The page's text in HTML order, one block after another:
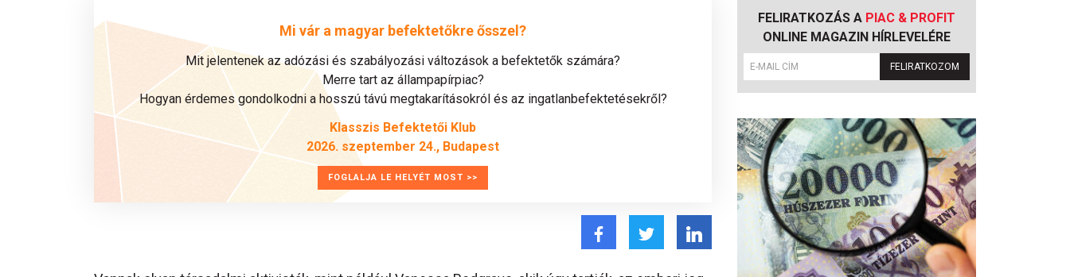
Mi vár a magyar befektetőkre ősszel?
Mit jelentenek az adózási és szabályozási változások a befektetők számára?
Merre tart az állampapírpiac?
Hogyan érdemes gondolkodni a hosszú távú megtakarításokról és az ingatlanbefektetésekről?
Klasszis Befektetői Klub
2026. szeptember 24., Budapest
FOGLALJA LE HELYÉT MOST >>
FELIRATKOZÁS A PIAC & PROFIT
ONLINE MAGAZIN HÍRLEVELÉRE
FELIRATKOZOM